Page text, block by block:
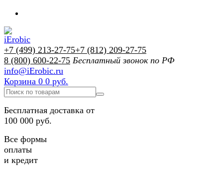
+7 (499) 213-27-75+7 (812) 209-27-75
8 (800) 600-22-75 Бесплатный звонок по РФ
info@iErobic.ru
Корзина 0 0 руб.
Бесплатная доставка от
100 000 руб.
Все формы
оплаты
и кредит